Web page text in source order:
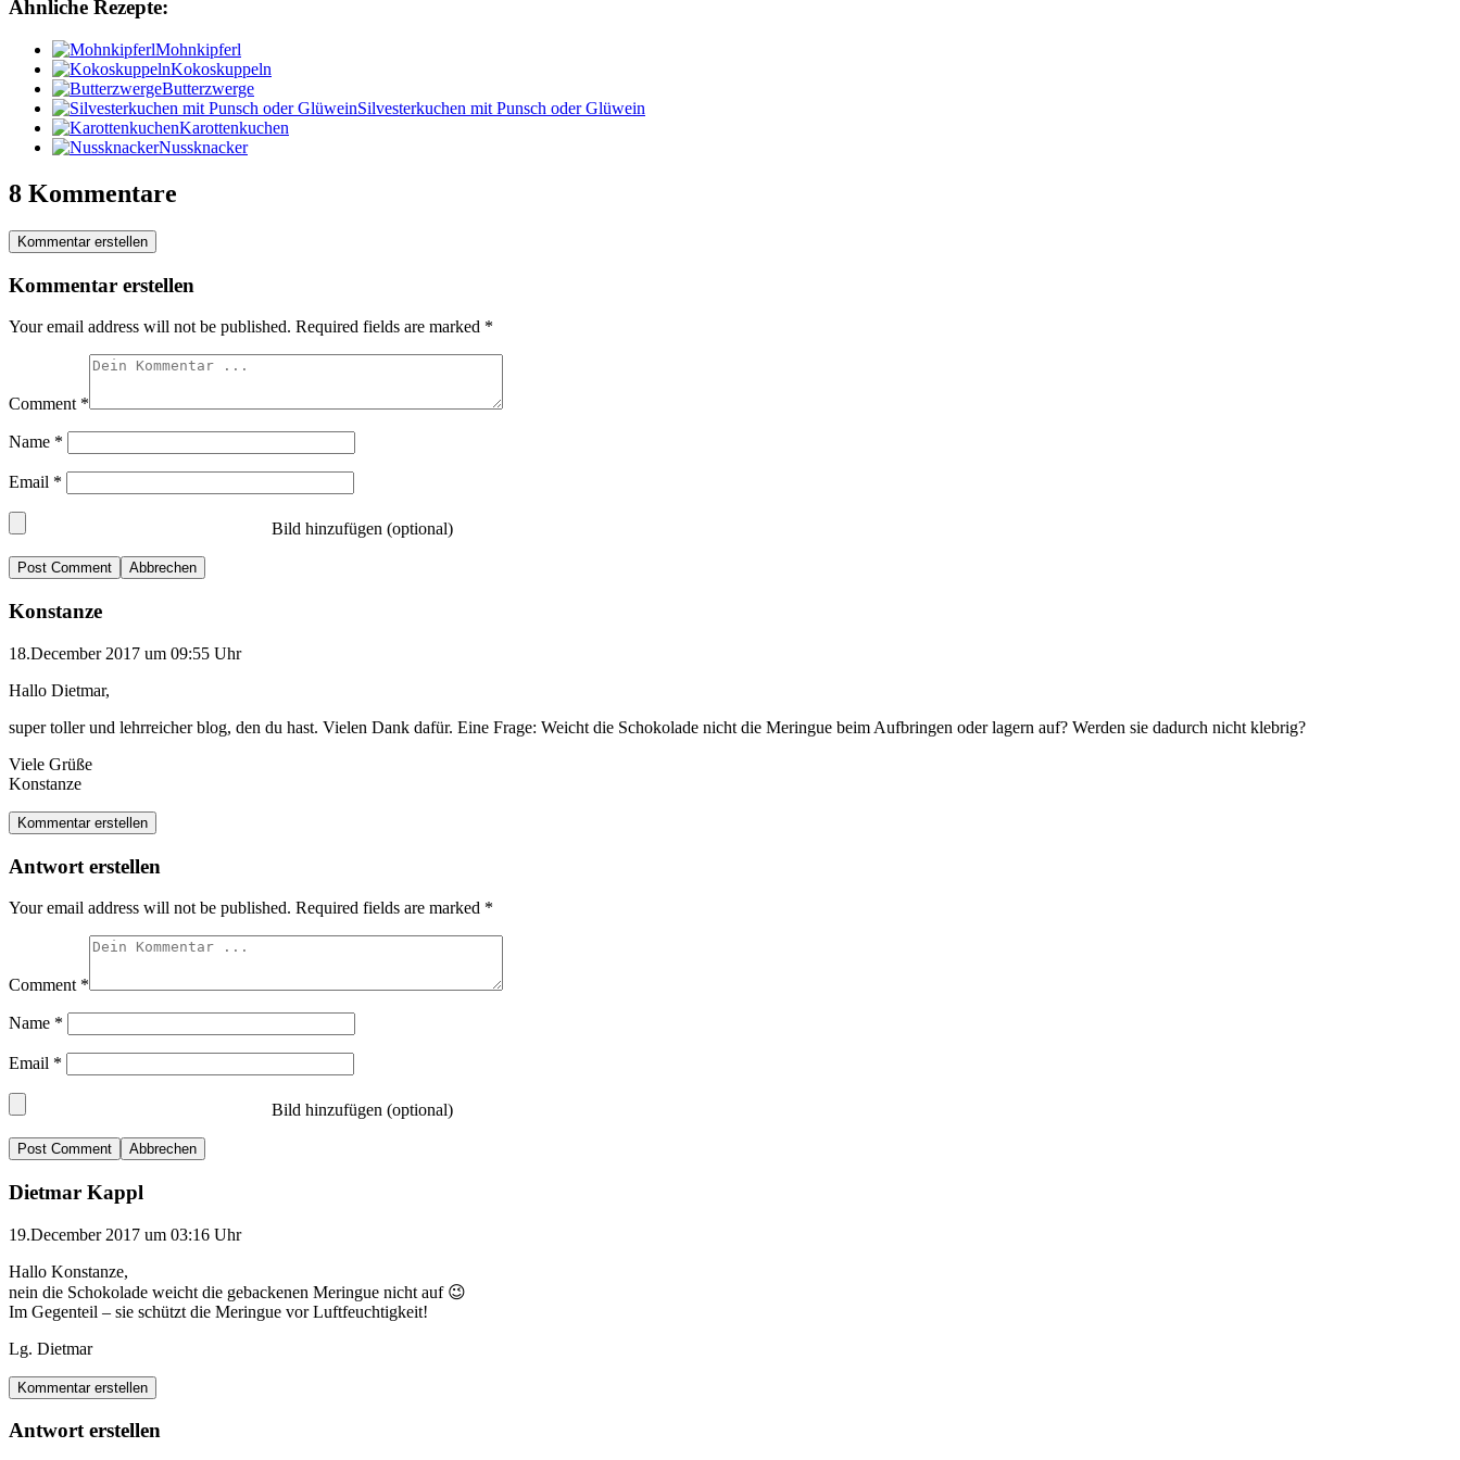
Ähnliche Rezepte:
Mohnkipferl
Kokoskuppeln
Butterzwerge
Silvesterkuchen mit Punsch oder Glüwein
Karottenkuchen
Nussknacker
8 Kommentare
Kommentar erstellen
Kommentar erstellen
Your email address will not be published. Required fields are marked *
Comment *
Name *
Email *
Bild hinzufügen (optional)
Abbrechen
Konstanze
18.December 2017 um 09:55 Uhr
Hallo Dietmar,
super toller und lehrreicher blog, den du hast. Vielen Dank dafür. Eine Frage: Weicht die Schokolade nicht die Meringue beim Aufbringen oder lagern auf? Werden sie dadurch nicht klebrig?
Viele Grüße
Konstanze
Kommentar erstellen
Antwort erstellen
Your email address will not be published. Required fields are marked *
Comment *
Name *
Email *
Bild hinzufügen (optional)
Abbrechen
Dietmar Kappl
19.December 2017 um 03:16 Uhr
Hallo Konstanze,
nein die Schokolade weicht die gebackenen Meringue nicht auf 😉
Im Gegenteil – sie schützt die Meringue vor Luftfeuchtigkeit!
Lg. Dietmar
Kommentar erstellen
Antwort erstellen